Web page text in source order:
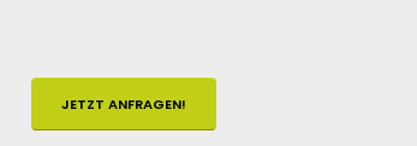
JETZT ANFRAGEN!